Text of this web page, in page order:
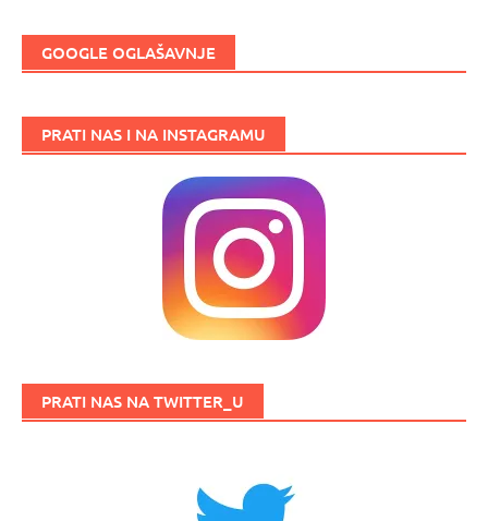
GOOGLE OGLAŠAVNJE
PRATI NAS I NA INSTAGRAMU
PRATI NAS NA TWITTER_U